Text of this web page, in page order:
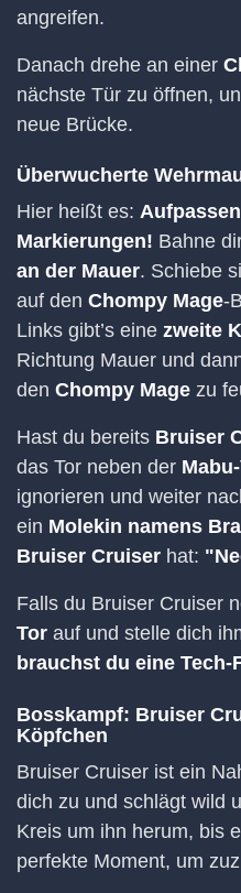
angreifen.
Danach drehe an einer
nächste Tür zu öffnen,
neue Brücke.
Überwucherte
Hier heißt es:
Markierungen! Bahne
an der Mauer. Schiebe
auf den Chompy Mage-
Links gibt’s eine zweite
Richtung Mauer und
den Chompy Mage zu
Hast du bereits Bruiser
das Tor neben der
ignorieren und weiter
ein Molekin namens
Bruiser Cruiser hat:
Falls du Bruiser Cruiser
Tor auf und stelle dich
brauchst du eine Tech-
Bosskampf: Bruiser
Köpfchen
Bruiser Cruiser ist ein
dich zu und schlägt wild
Kreis um ihn herum, bis
perfekte Moment, um